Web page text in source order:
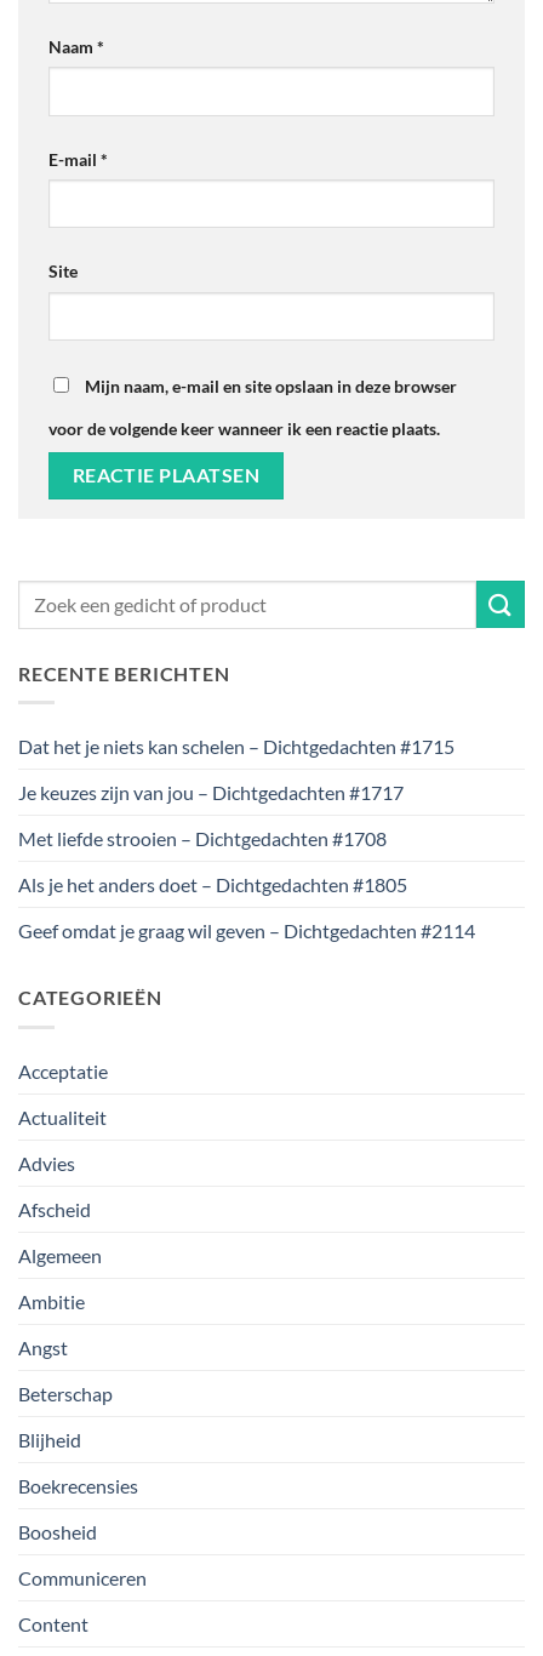
Naam *
E-mail *
Site
Mijn naam, e-mail en site opslaan in deze browser
voor de volgende keer wanneer ik een reactie plaats.
RECENTE BERICHTEN
Dat het je niets kan schelen – Dichtgedachten #1715
Je keuzes zijn van jou – Dichtgedachten #1717
Met liefde strooien – Dichtgedachten #1708
Als je het anders doet – Dichtgedachten #1805
Geef omdat je graag wil geven – Dichtgedachten #2114
CATEGORIEËN
Acceptatie
Actualiteit
Advies
Afscheid
Algemeen
Ambitie
Angst
Beterschap
Blijheid
Boekrecensies
Boosheid
Communiceren
Content